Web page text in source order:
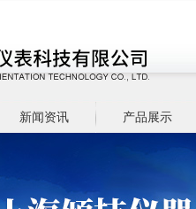
新闻资讯 产品展示